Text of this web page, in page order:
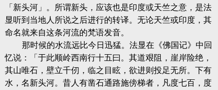
「新头河」。所谓新头，应该也是印度或天竺之意，是法
显听到当地人所说之后进行的转译。无论天竺或印度，其
命名就来自这条河流的梵语发音。
那时候的水流远比今日迅猛。法显在《佛国记》中回
忆说：「于此顺岭西南行十五曰。其道艰阻，崖岸险绝，
其山唯石，壁立千仞，临之目眩，欲进则投足无所。下有
水，名新头河。昔人有凿石通路施傍梯者，凡度七百，度